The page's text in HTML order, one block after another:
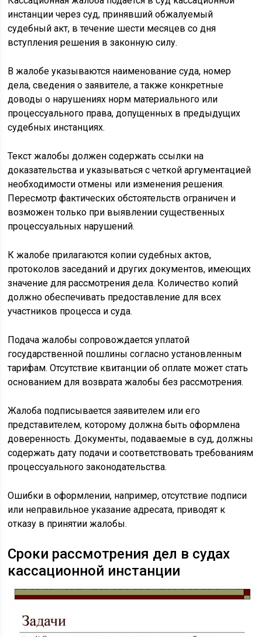
инстанции через суд, принявший обжалуемый
судебный акт, в течение шести месяцев со дня
вступления решения в законную силу.
В жалобе указываются наименование суда, номер
дела, сведения о заявителе, а также конкретные
доводы о нарушениях норм материального или
процессуального права, допущенных в предыдущих
судебных инстанциях.
Текст жалобы должен содержать ссылки на
доказательства и указываться с четкой аргументацией
необходимости отмены или изменения решения.
Пересмотр фактических обстоятельств ограничен и
возможен только при выявлении существенных
процессуальных нарушений.
К жалобе прилагаются копии судебных актов,
протоколов заседаний и других документов, имеющих
значение для рассмотрения дела. Количество копий
должно обеспечивать предоставление для всех
участников процесса и суда.
Подача жалобы сопровождается уплатой
государственной пошлины согласно установленным
тарифам. Отсутствие квитанции об оплате может стать
основанием для возврата жалобы без рассмотрения.
Жалоба подписывается заявителем или его
представителем, которому должна быть оформлена
доверенность. Документы, подаваемые в суд, должны
содержать дату подачи и соответствовать требованиям
процессуального законодательства.
Ошибки в оформлении, например, отсутствие подписи
или неправильное указание адресата, приводят к
отказу в принятии жалобы.
Сроки рассмотрения дел в судах
кассационной инстанции